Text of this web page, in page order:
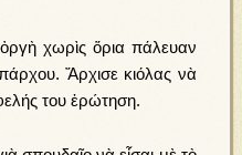
χωρὶς ὅρια πάλευαν
Ἄρχισε κιόλας νὰ
του ἐρώτηση.